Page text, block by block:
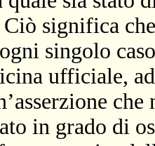
significa
singolo
ufficiale,
in grado di